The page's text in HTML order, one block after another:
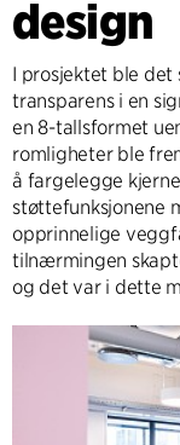
design
I prosjektet ble det
transparens i en
en 8-tallsformet
romligheter ble
å fargelegge
støttefunksjonene
opprinnelige
tilnærmingen
og det var i dette